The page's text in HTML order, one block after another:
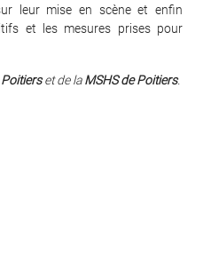
leur mise en scène et enfin
et les mesures prises pour
et de laMSHS de Poitiers.